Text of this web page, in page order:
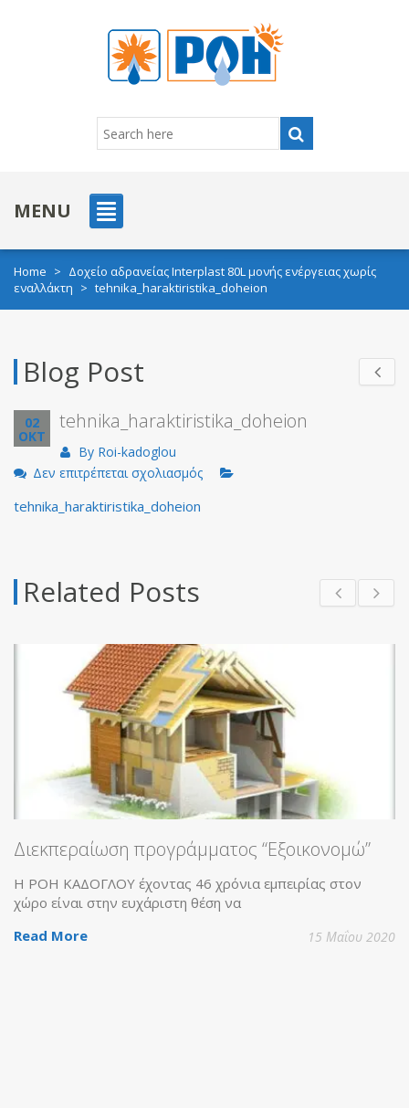
MENU
Home > Δοχείο αδρανείας Interplast 80L μονής ενέργειας χωρίς
εναλλάκτη > tehnika_haraktiristika_doheion
Blog Post
02
ΟΚΤ
tehnika_haraktiristika_doheion
By Roi-kadoglou
Δεν επιτρέπεται σχολιασμόςστο
tehnika_haraktiristika_doheion
Related Posts
Διεκπεραίωση προγράμματος “Εξοικονομώ”
Η ΡΟΗ ΚΑΔΟΓΛΟΥ έχοντας 46 χρόνια εμπειρίας στον
χώρο είναι στην ευχάριστη θέση να
Read More
15 Μαΐου 2020